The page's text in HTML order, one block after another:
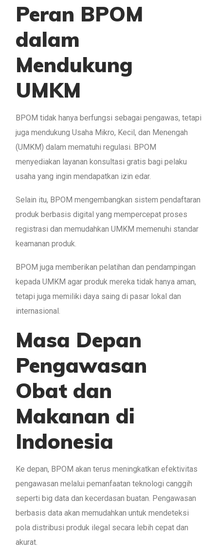
Peran BPOM
dalam
Mendukung
UMKM
BPOM tidak hanya berfungsi sebagai pengawas, tetapi
juga mendukung Usaha Mikro, Kecil, dan Menengah
(UMKM) dalam mematuhi regulasi. BPOM
menyediakan layanan konsultasi gratis bagi pelaku
usaha yang ingin mendapatkan izin edar.
Selain itu, BPOM mengembangkan sistem pendaftaran
produk berbasis digital yang mempercepat proses
registrasi dan memudahkan UMKM memenuhi standar
keamanan produk.
BPOM juga memberikan pelatihan dan pendampingan
kepada UMKM agar produk mereka tidak hanya aman,
tetapi juga memiliki daya saing di pasar lokal dan
internasional.
Masa Depan
Pengawasan
Obat dan
Makanan di
Indonesia
Ke depan, BPOM akan terus meningkatkan efektivitas
pengawasan melalui pemanfaatan teknologi canggih
seperti big data dan kecerdasan buatan. Pengawasan
berbasis data akan memudahkan untuk mendeteksi
pola distribusi produk ilegal secara lebih cepat dan
akurat.